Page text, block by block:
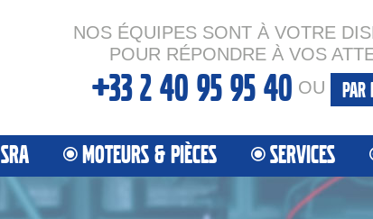
NOS ÉQUIPES SONT À VOTRE
POUR RÉPONDRE À VOS
+33 2 40 95 95 40 OU PAR
SRA MOTEURS & PIÈCES SERVICES